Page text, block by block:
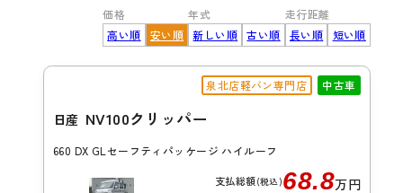
価格
高い順
安い順
年式
新しい順
古い順
走行距離
長い順
短い順
泉北店軽バン専門店 中古車
日産 NV100クリッパー
660 DX GLセーフティパッケージ ハイルーフ
支払総額(税込)68.8万円